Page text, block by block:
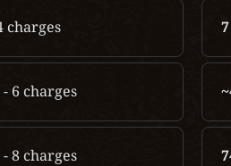
charges
- 6 charges
- 8 charges
7